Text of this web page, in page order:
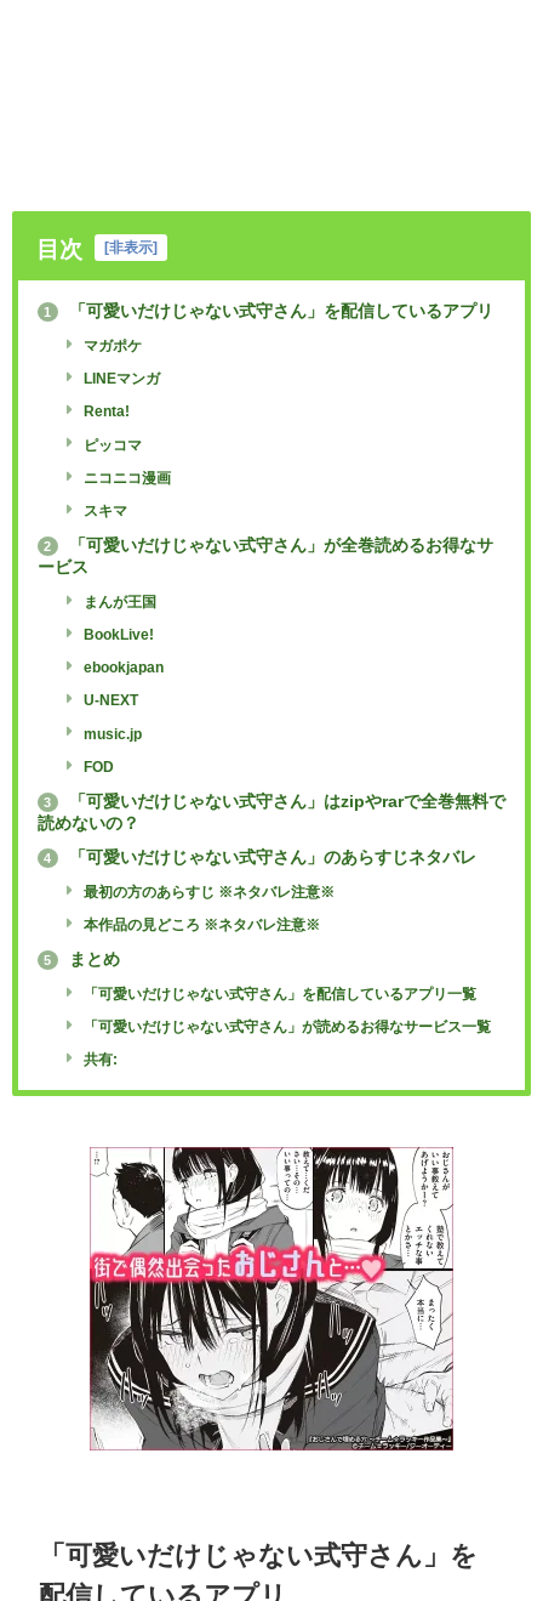
目次 [非表示]
1 「可愛いだけじゃない式守さん」を配信しているアプリ
マガポケ
LINEマンガ
Renta!
ピッコマ
ニコニコ漫画
スキマ
2
「可愛いだけじゃない式守さん」が全巻読めるお得なサ
ービス
まんが王国
BookLive!
ebookjapan
U-NEXT
music.jp
FOD
3
「可愛いだけじゃない式守さん」はzipやrarで全巻無料で
読めないの？
4 「可愛いだけじゃない式守さん」のあらすじネタバレ
最初の方のあらすじ ※ネタバレ注意※
本作品の見どころ ※ネタバレ注意※
5 まとめ
「可愛いだけじゃない式守さん」を配信しているアプリ一覧
「可愛いだけじゃない式守さん」が読めるお得なサービス一覧
共有:
「可愛いだけじゃない式守さん」を
配信しているアプリ